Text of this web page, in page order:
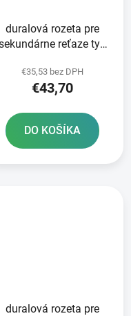
duralová rozeta pre
reťaze typ
€35,53 bez DPH
€43,70
DO KOŠÍKA
duralová rozeta pre